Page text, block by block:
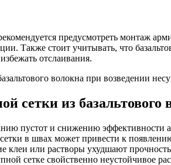
предусмотреть монтаж
Также стоит учитывать, что
отслаивания.
сетки из базальтового
пустот и снижению эффективности
в швах может привести к
клеи или растворы ухудшают
сетке свойственно неустойчивое